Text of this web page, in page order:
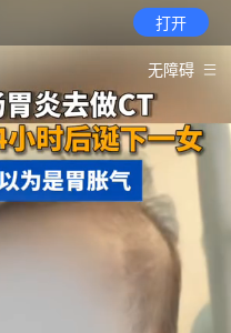
打开
无障碍